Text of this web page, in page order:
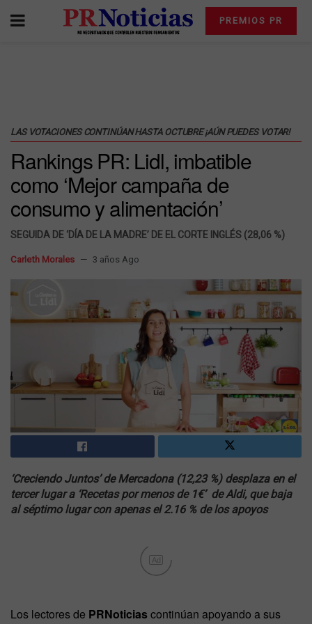
PREMIOS PR
LAS VOTACIONES CONTINÚAN HASTA OCTUBRE ¡AÚN PUEDES VOTAR!
Rankings PR: Lidl, imbatible
como ‘Mejor campaña de
consumo y alimentación’
SEGUIDA DE ‘DÍA DE LA MADRE’ DE EL CORTE INGLÉS (28,06 %)
Carleth Morales 3 años Ago
‘Creciendo Juntos’ de Mercadona (12,23 %) desplaza en el
tercer lugar a ‘ Recetas por menos de 1€’ de Aldi, que baja
al séptimo lugar con apenas el2.16 % de los apoyos
Ad
Los lectores de PRNoticias continúan apoyando a sus